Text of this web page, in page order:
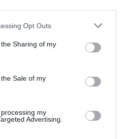
app uses one or more Google
usage behaviour. You may click to
Google and its third-party tags to
purposes in below Google
Opt Outs
Sharing of my
Sale of my
my
Advertising.
és Gazdálkodástudományok
Budai Gyula elszámoltatási
tájékoztatta az
Nagy János, az időközben agrár-
névre változott szervezet elnöke a
iratok, a beszámolók és a NAV
hogy a centrum a rendelkezésére
a támogatási szerződés és
a centrum által korábban kiadott